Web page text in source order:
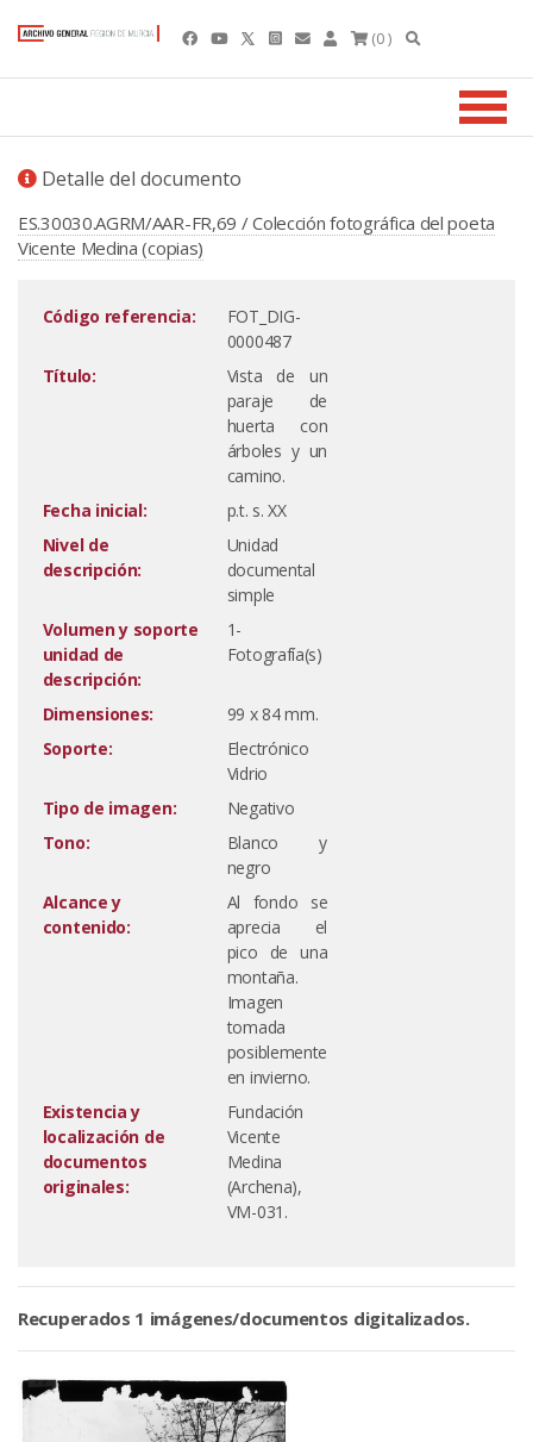
(0 )
Detalle del documento
ES.30030.AGRM/AAR-FR,69 / Colección fotográfica del poeta
Vicente Medina (copias)
Código referencia:
FOT_DIG-
0000487
Título:
Vista de un
paraje de
huerta con
árboles y un
camino.
Fecha inicial:
p.t. s. XX
Nivel de
descripción:
Unidad
documental
simple
Volumen y soporte
unidad de
descripción:
1-
Fotografía(s)
Dimensiones:
99 x 84 mm.
Soporte:
Electrónico
Vidrio
Tipo de imagen:
Negativo
Tono:
Blanco y
negro
Alcance y
contenido:
Al fondo se
aprecia el
pico de una
montaña.
Imagen
tomada
posiblemente
en invierno.
Existencia y
localización de
documentos
originales:
Fundación
Vicente
Medina
(Archena),
VM-031.
Recuperados 1 imágenes/documentos digitalizados.